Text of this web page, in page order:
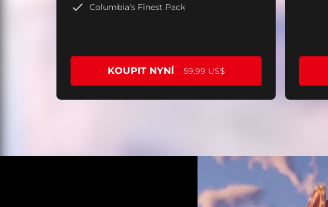
Columbia's Finest Pack
KOUPIT NYNÍ 59,99 US$